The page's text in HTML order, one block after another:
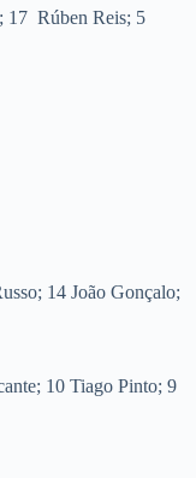
17 Rúben Reis; 5
14 João Gonçalo;
10 Tiago Pinto; 9